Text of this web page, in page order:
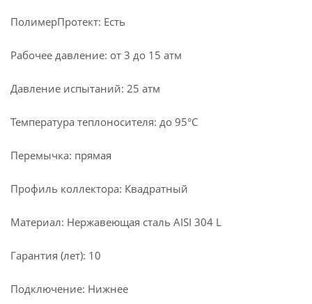
ПолимерПротект: Есть
Рабочее давление: от 3 до 15 атм
Давление испытаний: 25 атм
Температура теплоносителя: до 95°С
Перемычка: прямая
Профиль коллектора: Квадратный
Материал: Нержавеющая сталь AISI 304 L
Гарантия (лет): 10
Подключение: Нижнее